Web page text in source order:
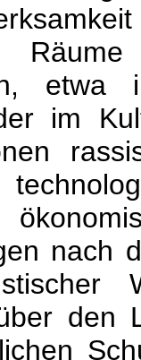
im
nach
den